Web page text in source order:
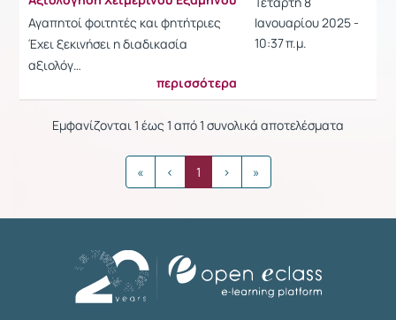
Ρυθμίσεις επιλογής /
Αγαπητοί φοιτητές και φητήτριες
Έχει ξεκινήσει η διαδικασία
αξιολόγ…
περισσότερα
Ιανουαρίου 2025 -
10:37 π.μ.
Εμφανίζονται 1 έως 1 από 1 συνολικά αποτελέσματα
« ‹ 1 › »